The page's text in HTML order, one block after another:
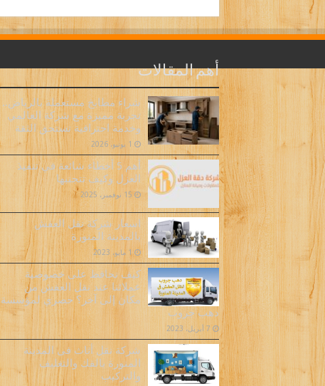
أهم المقالات
شراء مطابخ مستعملة بالرياض..
تجربة مميزة مع شركة العالمي
وخدمة احترافية تستحق الثقة
1 يونيو، 2026
أهم 5 أخطاء شائعة في تنفيذ
العزل وكيف تتجنبها
15 نوفمبر، 2025
اسعار شركة نقل العفش
بالمدينة المنورة
1 مايو، 2023
كيف نحافظ على خصوصية
عملائنا عند نقل العفش من
مكان إلى آخر؟ حصري لمؤسسة
دهب جروب
7 أبريل، 2023
شركة نقل أثاث فى المدينة
المنورة بالفك والتغليف
والتركيب